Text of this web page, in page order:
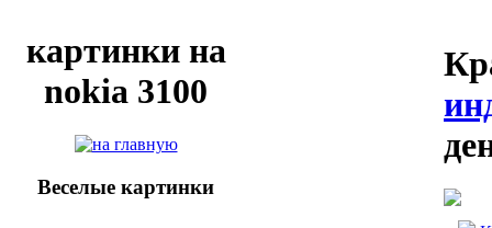
картинки на
nokia 3100
Веселые картинки